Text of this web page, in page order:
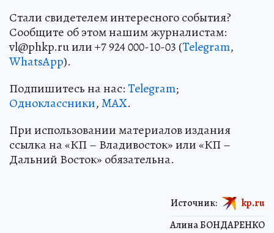
Стали свидетелем интересного события?
Сообщите об этом нашим журналистам:
vl@phkp.ru или +7 924 000-10-03 (Telegram,
WhatsApp).
Подпишитесь на нас:Telegram;
Одноклассники,MAX.
При использовании материалов издания
ссылка на «КП – Владивосток» или «КП –
Дальний Восток» обязательна.
Алина БОНДАРЕНКО
Источник: kp.ru